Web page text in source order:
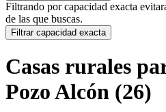
Filtrando por capacidad exacta
de las que buscas.
Filtrar capacidad exacta
Casas rurales
Pozo Alcón (26)